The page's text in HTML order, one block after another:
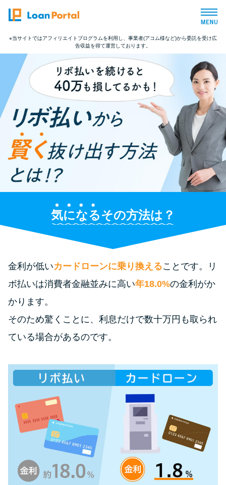
トップページ
おすすめコンテンツ
総合人気ランキング
とにかくすぐ借りたい方向け
バレずに借りたい方向け
審査が不安な方向け
カードローンQ&A
特集ページ
リボ払いをそのまま払いきると
最速！最短40分で借りられるカ
ードローン
特集ページ一覧
※当サイトではアフィリエイトプログラムを利用し、事業者(アコム様など)から委託を受け広
告収益を得て運営しております。
気になるその方法は？
金利が低いカードローンに乗り換えることです。リ
ボ払いは消費者金融並みに高い年18.0%の金利がか
かります。
そのため驚くことに、利息だけで数十万円も取られ
ている場合があるのです。